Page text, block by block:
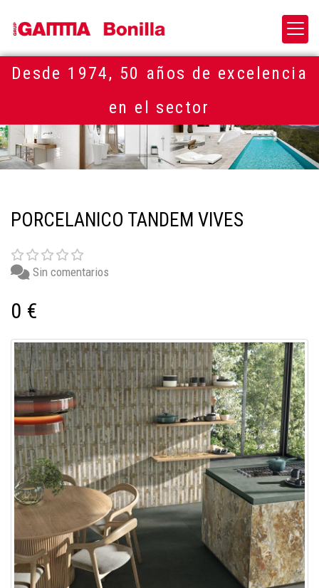
Desde 1974, 50 años de excelencia
en el sector
PORCELANICO TANDEM VIVES
Sin comentarios
0 €